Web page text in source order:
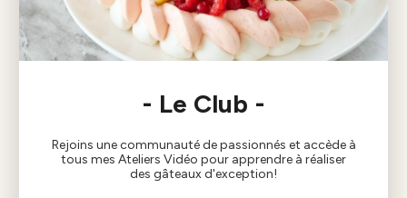
- Le Club -
Rejoins une communauté de passionnés et accède à
tous mes Ateliers Vidéo pour apprendre à réaliser
des gâteaux d'exception!